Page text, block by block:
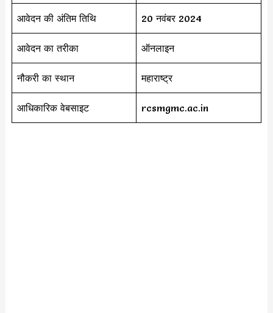
आवेदन की अंतिम तिथि 20 नवंबर 2024
आवेदन का तरीका ऑनलाइन
नौकरी का स्थान महाराष्ट्र
आधिकारिक वेबसाइट rcsmgmc.ac.in